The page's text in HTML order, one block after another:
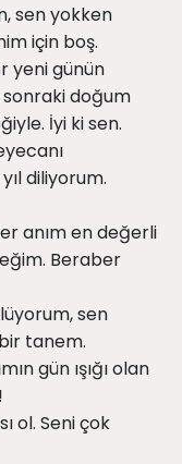
sen yokken
için boş.
yeni günün
sonraki doğum
İyi ki sen.
diliyorum.
anım en değerli
Beraber
sen
tanem.
gün ışığı olan
ol. Seni çok